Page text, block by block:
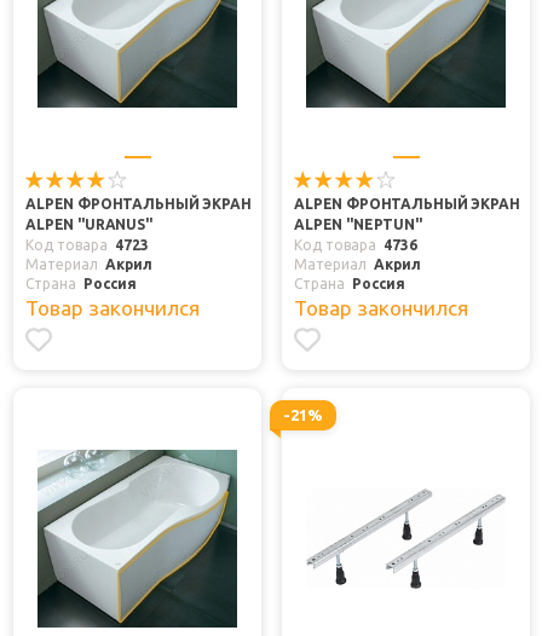
ALPEN ФРОНТАЛЬНЫЙ ЭКРАН
ALPEN "URANUS"
Код товара
4723
Материал
Акрил
Страна
Россия
Товар закончился
ALPEN ФРОНТАЛЬНЫЙ ЭКРАН
ALPEN "NEPTUN"
Код товара
4736
Материал
Акрил
Страна
Россия
Товар закончился
-21%